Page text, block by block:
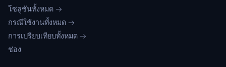
โซลูชันทั้งหมด →
กรณีใช้งานทั้งหมด →
การเปรียบเทียบทั้งหมด →
ช่อง